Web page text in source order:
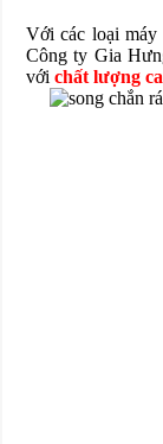
Với các loại máy
Công ty Gia
với chất lượng